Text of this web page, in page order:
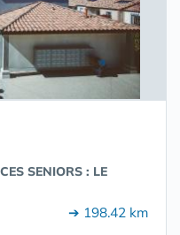
SENIORS : LE
➔ 198.42 km